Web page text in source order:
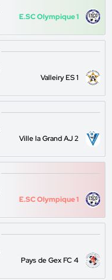
E.SC Olympique 1
Valleiry ES 1
Ville la Grand AJ 2
E.SC Olympique 1
Pays de Gex FC 4